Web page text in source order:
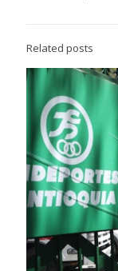
Related posts